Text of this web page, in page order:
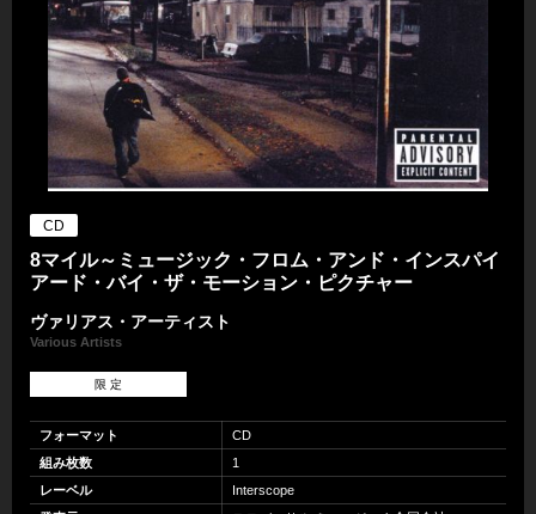
CD
8マイル～ミュージック・フロム・アンド・インスパイ
アード・バイ・ザ・モーション・ピクチャー
ヴァリアス・アーティスト
Various Artists
限 定
フォーマット
CD
組み枚数
1
レーベル
Interscope